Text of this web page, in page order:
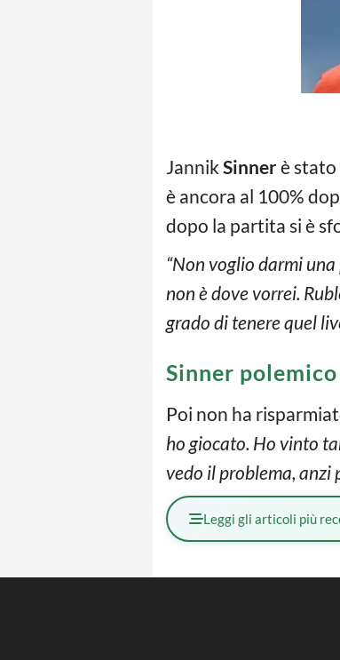
Jannik Sinnerè stato
è ancora al 100%
dopo la partita si è
“Non voglio darmi
non è dove vorrei.
grado di tenere quel
Sinner polemico
Poi non ha
ho giocato. Ho vinto
vedo il problema, anzi
Leggi gli articoli più